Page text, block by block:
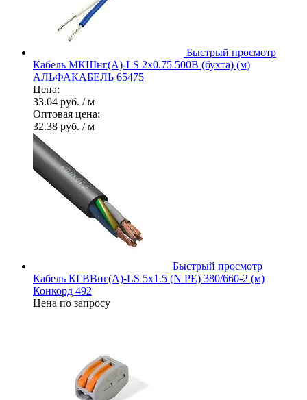
Быстрый просмотр
Кабель МКШнг(А)-LS 2х0.75 500В (бухта) (м)
АЛЬФАКАБЕЛЬ 65475
Цена:
33.04 руб. / м
Оптовая цена:
32.38 руб. / м
Быстрый просмотр
Кабель КГВВнг(А)-LS 5х1.5 (N PE) 380/660-2 (м)
Конкорд 492
Цена по запросу